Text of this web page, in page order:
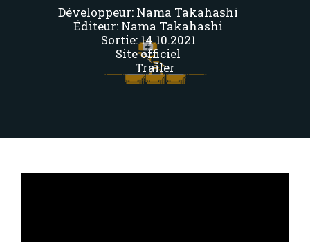
Développeur: Nama Takahashi
Éditeur: Nama Takahashi
Sortie: 14.10.2021
Site officiel
Trailer